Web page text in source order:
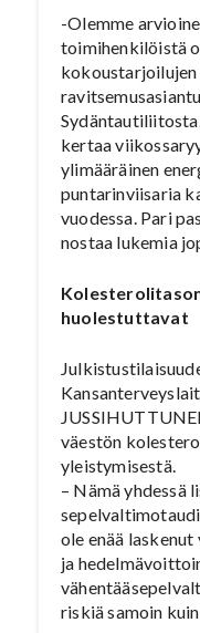
-Olemme
toimihenkilöistä
kertaa
ylimääräinen
puntarinviisaria
vuodessa. Pari
nostaa lukemia
huolestuttavat
väestön
yleistymisestä.
– Nämä yhdessä
ole enää
ja
riskiä samoin